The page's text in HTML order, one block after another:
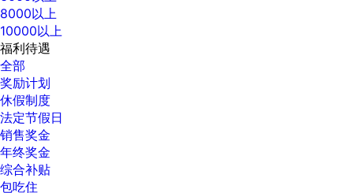
8000以上
10000以上
福利待遇
全部
奖励计划
休假制度
法定节假日
销售奖金
年终奖金
综合补贴
包吃住